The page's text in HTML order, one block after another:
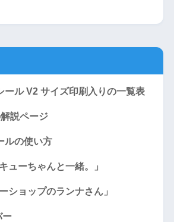
ール V2 サイズ印刷入りの一覧表
説ページ
ルの使い方
ューちゃんと一緒。」
ショップのランナさん」
ー